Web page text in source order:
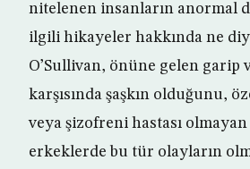
nitelenen insanların anormal
ilgili hikayeler hakkında ne
O’Sullivan, önüne gelen garip
karşısında şaşkın olduğunu,
veya şizofreni hastası olmayan
erkeklerde bu tür olayların